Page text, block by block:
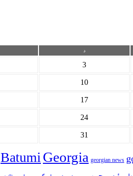
د
3
10
17
24
31
BatumiGeorgia georgian news